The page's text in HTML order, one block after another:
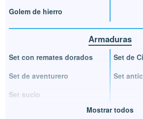
Golem de hierro
Armaduras
Set con remates dorados
Set de aventurero
Set sucio
Set de
Set
Mostrar todos